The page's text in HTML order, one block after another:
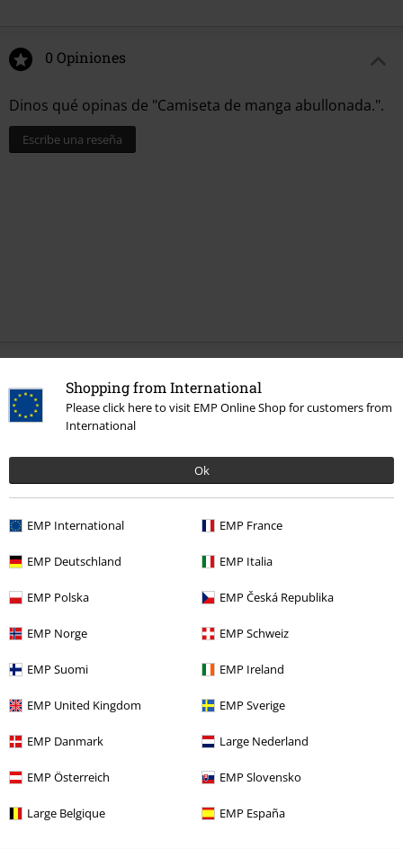
Shopping from International
Please click here to visit EMP Online Shop for customers from
International
Ok
EMP International EMP France
EMP Deutschland EMP Italia
EMP Polska EMP Česká Republika
EMP Norge EMP Schweiz
EMP Suomi EMP Ireland
EMP United Kingdom EMP Sverige
EMP Danmark Large Nederland
EMP Österreich EMP Slovensko
Large Belgique EMP España
0 Opiniones
Dinos qué opinas de "Camiseta de manga abullonada.".
Escribe una reseña
PVPR22,99 € 14,44 €
Más categorías. Más opciones
Marcas Ropa RED by EMP
Camisetas & Tops